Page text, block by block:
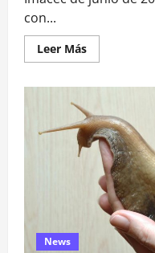
con...
Leer MásLeer
más
económica
en
Chile
registra
quinta
caída
mensual
News